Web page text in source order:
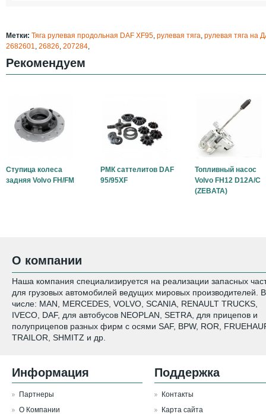
Метки: Тяга рулевая продольная DAF XF95, рулевая тяга, рулевая тяга на
2682601, 26826, 207284,
Рекомендуем
Ступица колеса
задняя Volvo FH/FM
РМК саттелитов DAF
95/95XF
Топливный насос
Volvo FH12 D12A/C
(ZEBATA)
О компании
Наша компания специализируется на реализации запасных
для грузовых автомобилей ведущих мировых производителей.
числе: MAN, MERCEDES, VOLVO, SCANIA, RENAULT TRUCKS,
IVECO, DAF, для автобусов NEOPLAN, SETRA, для прицепов и
полуприцепов разных фирм с осями SAF, BPW, ROR,
TRAILOR, SHMITZ и др.
Информация
Партнеры
О Компании
Поддержка
Контакты
Карта сайта